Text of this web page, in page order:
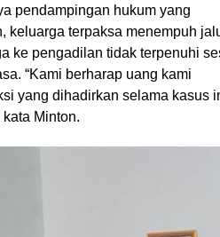
pendampingan hukum yang
keluarga terpaksa menempuh
ke pengadilan tidak terpenuhi
“Kami berharap uang kami
yang dihadirkan selama kasus
Minton.